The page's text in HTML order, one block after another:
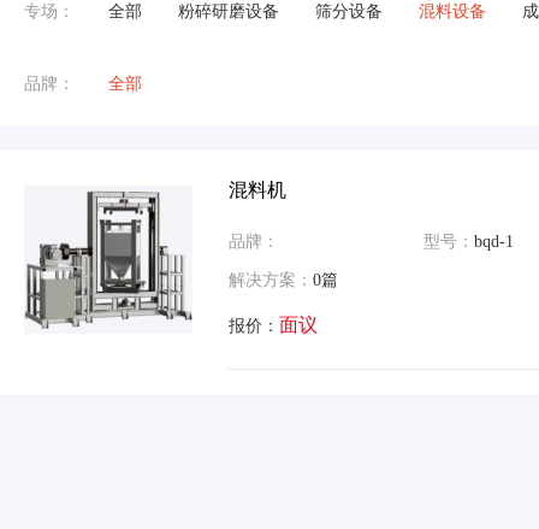
专场： 全部 粉碎研磨设备 筛分设备 混料设备
品牌： 全部
混料机
品牌： 型号： bqd-1
解决方案： 0篇
报价： 面议